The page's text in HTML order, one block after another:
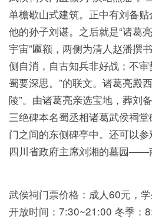
单檐歇山式建筑。正中有刘备
他的孙子刘谌。之后就是“诸葛
宇宙”匾额，两侧为清人赵潘撰
侧自消，自古知兵非好战；不
蜀要深思。”的联文。诸葛亮殿
陵”。由诸葛亮亲选宝地，葬刘
三绝碑本名蜀丞相诸葛武侯祠
门之间的东侧碑亭中。还可以
四川省政府主席刘湘的墓园——
武侯祠门票价格：成人60元，
开放时间：7:30~21:00 冬季：